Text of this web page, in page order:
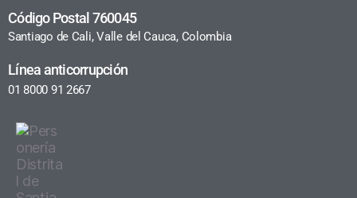
Código Postal 760045
Santiago de Cali, Valle del Cauca, Colombia
Línea anticorrupción
01 8000 91 2667